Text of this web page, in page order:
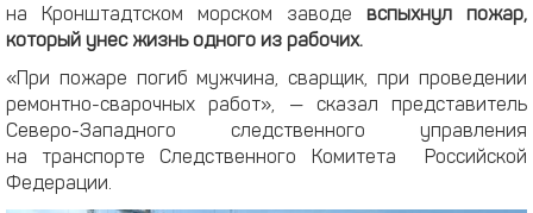
на Кронштадтском морском заводе вспыхнул пожар,
который унес жизнь одного из рабочих.
«При пожаре погиб мужчина, сварщик, при проведении
ремонтно-сварочных работ», — сказал представитель
Северо-Западного следственного управления
на транспорте Следственного Комитета Российской
Федерации.